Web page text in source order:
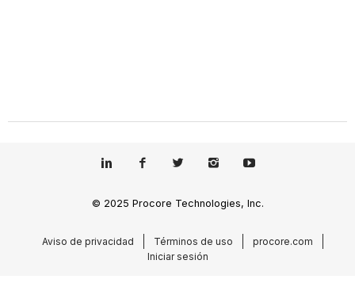
© 2025 Procore Technologies, Inc.
Aviso de privacidad Términos de uso
procore.com
Iniciar sesión